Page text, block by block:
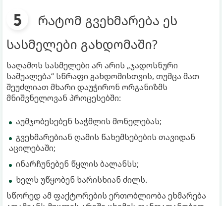
რატომ გვეხმარება ეს
სასმელები გახდომაში?
საღამოს სასმელები არ არის „ჯადოსნური
საშუალება“ სწრაფი გახდომისთვის, თუმცა მათ
შეუძლიათ მხარი დაუჭირონ ორგანიზმს
მნიშვნელოვან პროცესებში:
აუმჯობესებენ საჭმლის მონელებას;
გვეხმარებიან ღამის წახემსებების თავიდან
აცილებაში;
ინარჩუნებენ წყლის ბალანსს;
ხელს უწყობენ ხარისხიან ძილს.
სწორედ ამ ფაქტორების ერთობლიობა ეხმარება